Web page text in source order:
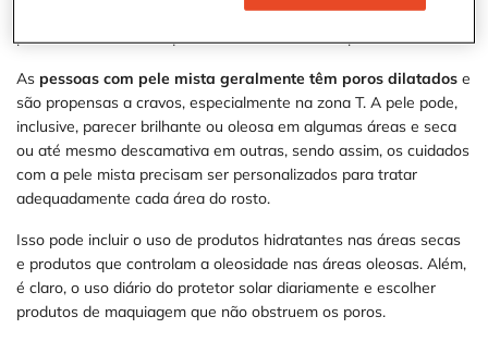
poluição, bem como genética e alterações hormonais, também
podem influenciar o equilíbrio de oleosidade da pele.
As pessoas com pele mista geralmente têm poros dilatados e
são propensas a cravos, especialmente na zona T. A pele pode,
inclusive, parecer brilhante ou oleosa em algumas áreas e seca
ou até mesmo descamativa em outras, sendo assim, os cuidados
com a pele mista precisam ser personalizados para tratar
adequadamente cada área do rosto.
Isso pode incluir o uso de produtos hidratantes nas áreas secas
e produtos que controlam a oleosidade nas áreas oleosas. Além,
é claro, o uso diário do protetor solar diariamente e escolher
produtos de maquiagem que não obstruem os poros.